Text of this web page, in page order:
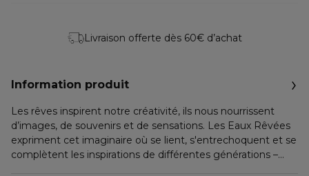
Livraison offerte dès 60€ d’achat
Information produit
Les rêves inspirent notre créativité, ils nous nourrissent
d’images, de souvenirs et de sensations. Les Eaux Rêvées
expriment cet imaginaire où se lient, s'entrechoquent et se
complètent les inspirations de différentes générations –